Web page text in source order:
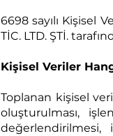
6698 sayılı Kişisel
TİC. LTD. ŞTİ.
Kişisel Veriler
Toplanan kişisel
oluşturulması,